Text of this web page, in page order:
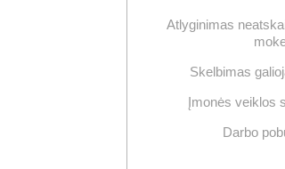
Atlyginimas
Skelbimas
Įmonės veiklos
Darbo